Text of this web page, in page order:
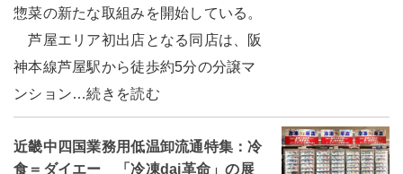
惣菜の新たな取組みを開始している。
芦屋エリア初出店となる同店は、阪
神本線芦屋駅から徒歩約5分の分譲マ
ンション…続きを読む
近畿中四国業務用低温卸流通特集：冷
食＝ダイエー 「冷凍dai革命」の展